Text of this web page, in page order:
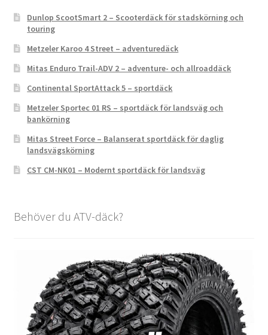
Dunlop ScootSmart 2 – Scooterdäck för stadskörning och
touring
Metzeler Karoo 4 Street – adventuredäck
Mitas Enduro Trail-ADV 2 – adventure- och allroaddäck
Continental SportAttack 5 – sportdäck
Metzeler Sportec 01 RS – sportdäck för landsväg och
bankörning
Mitas Street Force – Balanserat sportdäck för daglig
landsvägskörning
CST CM-NK01 – Modernt sportdäck för landsväg
Behöver du ATV-däck?